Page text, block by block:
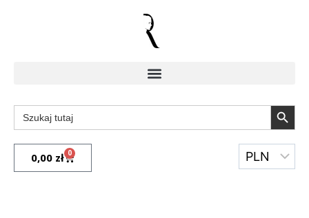
Search
for:
Search Button
0,00 zł 0